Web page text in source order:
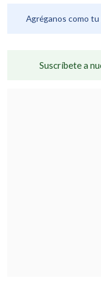
Agréganos como
Suscríbete a